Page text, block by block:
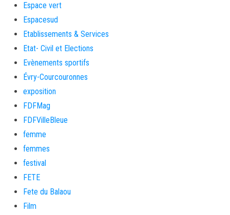
Espace vert
Espacesud
Etablissements & Services
Etat- Civil et Elections
Evènements sportifs
Évry-Courcouronnes
exposition
FDFMag
FDFVilleBleue
femme
femmes
festival
FETE
Fete du Balaou
Film